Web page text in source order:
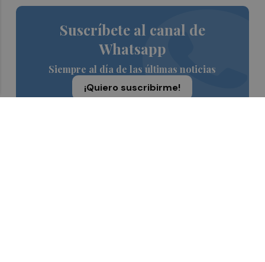
Suscríbete al canal de
Whatsapp
Siempre al día de las últimas noticias
¡Quiero suscribirme!